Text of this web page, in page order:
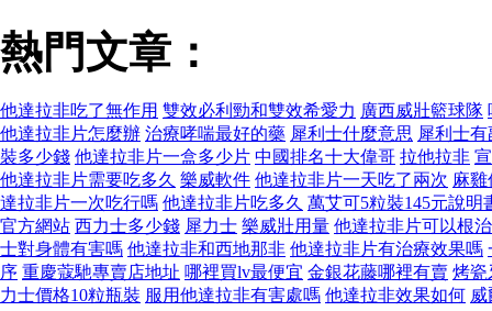
熱門文章：
他達拉非吃了無作用 雙效必利勁和雙效希愛力 廣西威壯籃球隊
他達拉非片怎麼辦 治療哮喘最好的藥 犀利士什麼意思 犀利士
裝多少錢 他達拉非片一盒多少片 中國排名十大偉哥 拉他拉非
他達拉非片需要吃多久 樂威軟件 他達拉非片一天吃了兩次 麻雞
達拉非片一次吃行嗎 他達拉非片吃多久 萬艾可5粒裝145元說明
官方網站 西力士多少錢 犀力士 樂威壯用量 他達拉非片可以根
士對身體有害嗎 他達拉非和西地那非 他達拉非片有治療效果嗎
序 重慶蔻馳專賣店地址 哪裡買lv最便宜 金銀花藤哪裡有賣 烤瓷
力士價格10粒瓶裝 服用他達拉非有害處嗎 他達拉非效果如何